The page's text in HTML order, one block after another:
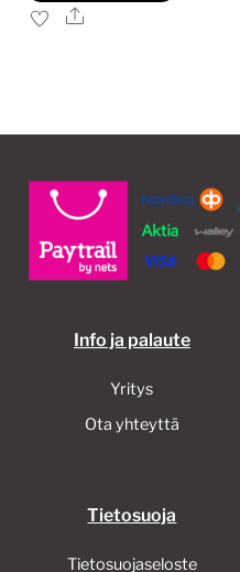
Ale
Info ja palaute
Yritys
Ota yhteyttä
Tietosuoja
Tietosuojaseloste